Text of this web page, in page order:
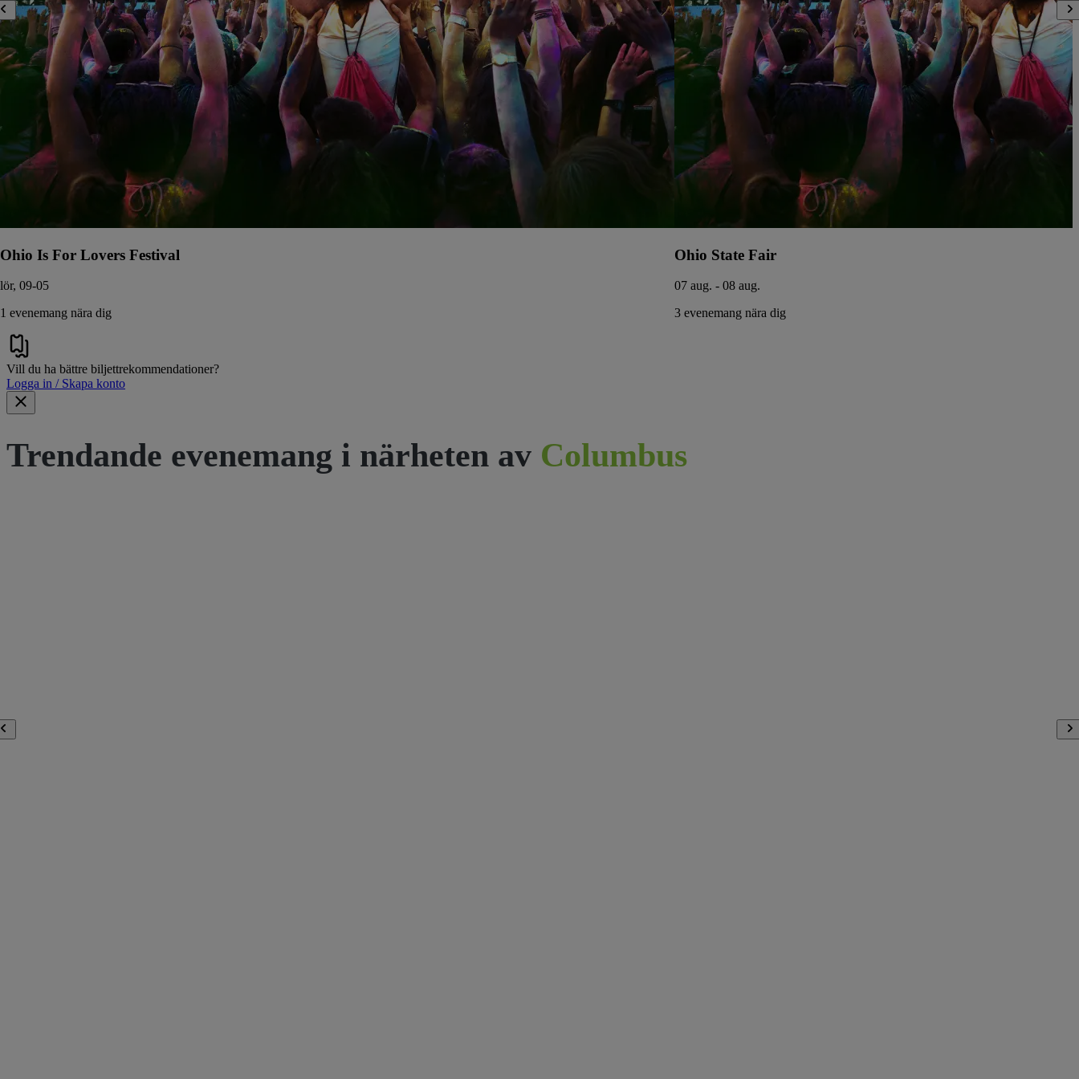
Ohio Is For Lovers Festival
lör, 09-05
1 evenemang nära dig
Ohio State Fair
07 aug. - 08 aug.
3 evenemang nära dig
Vill du ha bättre biljettrekommendationer?
Logga in / Skapa konto
Trendande evenemang i närheten av Columbus